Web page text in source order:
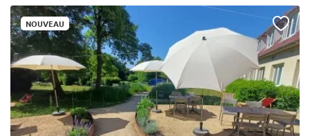
NOUVEAU